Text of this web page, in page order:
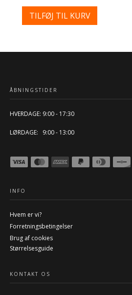
TILFØJ TIL KURV
ÅBNINGSTIDER
HVERDAGE: 9:00 - 17:30
LØRDAGE: 9:00 - 13:00
INFO
Hvem er vi?
Forretningsbetingelser
Brug af cookies
Størrelsesguide
KONTAKT OS